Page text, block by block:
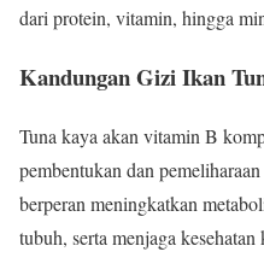
dari protein, vitamin, hingga
Kandungan Gizi Ikan
Tuna kaya akan vitamin B
pembentukan dan
berperan meningkatkan
tubuh, serta menjaga kesehatan